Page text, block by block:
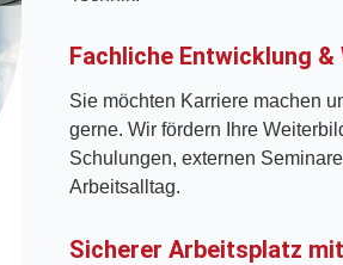
Fachliche Entwicklung
Sie möchten Karriere machen
gerne. Wir fördern Ihre
Schulungen, externen
Arbeitsalltag.
Sicherer Arbeitsplatz